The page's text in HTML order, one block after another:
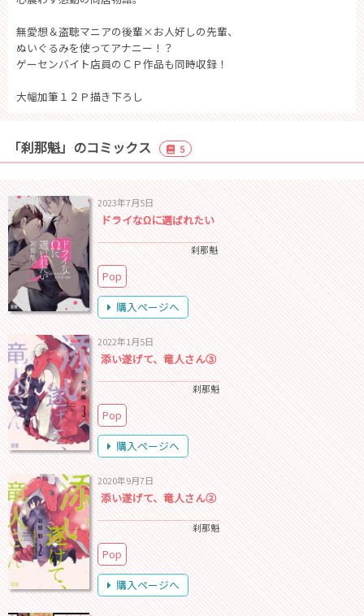
無愛想＆盗聴マニアの後輩×お人好しの先輩、
ぬいぐるみを使ってアナニー！？
ゲーセンバイト店員のＣＰ作品も同時収録！
大幅加筆１２Ｐ描き下ろし
「刹那魁」のコミックス 5
2023年7月5日
ドライなΩに選ばれたい
刹那魁
Pop
購入ページへ
2022年1月5日
添い遂げて、竜人さん③
刹那魁
Pop
購入ページへ
2020年9月7日
添い遂げて、竜人さん②
刹那魁
Pop
購入ページへ